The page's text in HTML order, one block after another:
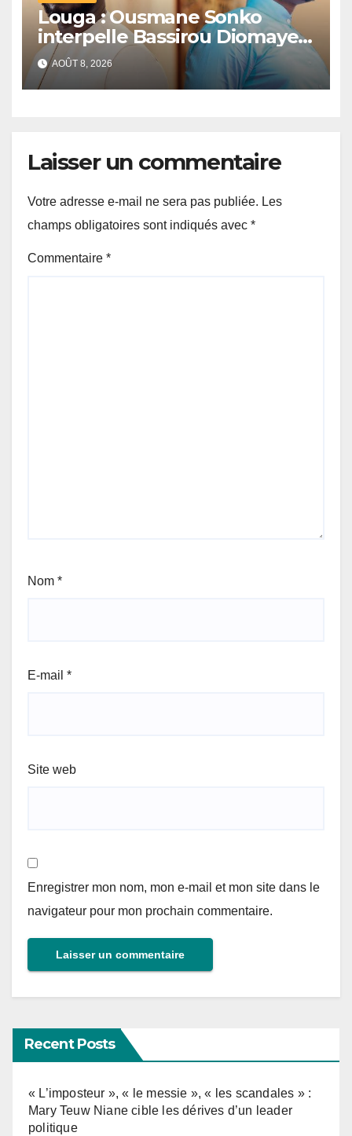
Louga : Ousmane Sonko
interpelle Bassirou Diomaye
Faye sur la date des élections
locales
AOÛT 8, 2026
Laisser un commentaire
Votre adresse e-mail ne sera pas publiée. Les
champs obligatoires sont indiqués avec *
Commentaire *
Nom *
E-mail *
Site web
Enregistrer mon nom, mon e-mail et mon site dans le
navigateur pour mon prochain commentaire.
Recent Posts
« L’imposteur », « le messie », « les scandales » :
Mary Teuw Niane cible les dérives d’un leader
politique